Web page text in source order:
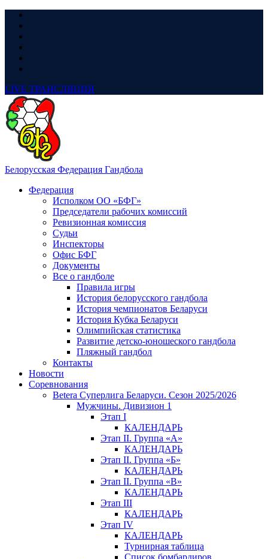
LIVE ТРАНСЛЯЦИЯ
Белорусская Федерация Гандбола
Федерация
Исполком ОО «БФГ»
Председатели рабочих комиссий
Ревизионная комиссия
Судьи
Инспекторы
Офис БФГ
Документы
Все о гандболе
Правила игры
История белорусского гандбола
История чемпионатов Беларуси
История Кубка Беларуси
Олимпийская статистика
Развитие детско-юношеского гандбола
Пляжный гандбол
Контакты
Новости
Соревнования
Betera Суперлига Беларуси. Сезон 2025/2026
Мужчины. Дивизион 1
Этап I
КАЛЕНДАРЬ
Этап II. Группа «А»
КАЛЕНДАРЬ
Этап II. Группа «Б»
КАЛЕНДАРЬ
Этап II. Группа «В»
КАЛЕНДАРЬ
Этап III
КАЛЕНДАРЬ
Этап IV
КАЛЕНДАРЬ
Турнирная таблица
Список бомбардиров